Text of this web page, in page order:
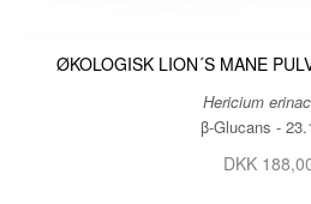
ØKOLOGISK LION´S MANE
Hericium
β-Glucans -
DKK